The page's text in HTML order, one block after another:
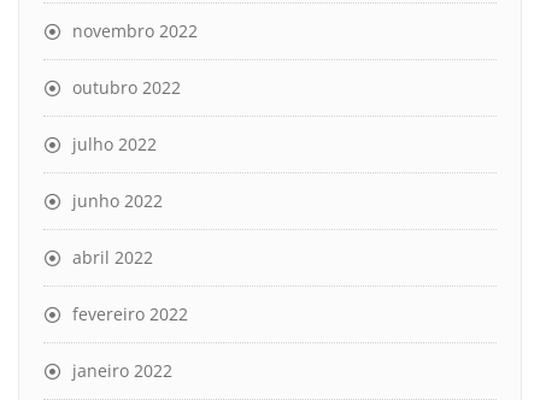
novembro 2022
outubro 2022
julho 2022
junho 2022
abril 2022
fevereiro 2022
janeiro 2022